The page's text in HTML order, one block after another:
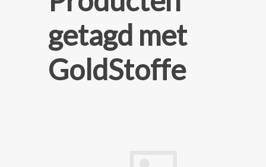
getagd met
GoldStoffe